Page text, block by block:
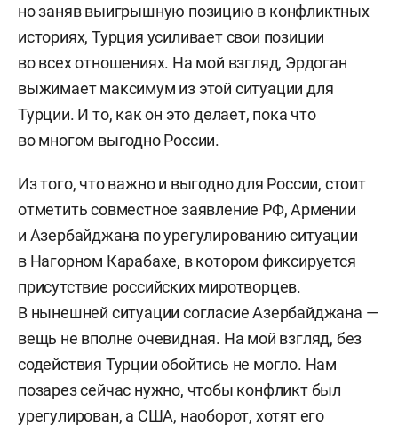
но заняв выигрышную позицию в конфликтных
историях, Турция усиливает свои позиции
во всех отношениях. На мой взгляд, Эрдоган
выжимает максимум из этой ситуации для
Турции. И то, как он это делает, пока что
во многом выгодно России.
Из того, что важно и выгодно для России, стоит
отметить совместное заявление РФ, Армении
и Азербайджана по урегулированию ситуации
в Нагорном Карабахе, в котором фиксируется
присутствие российских миротворцев.
В нынешней ситуации согласие Азербайджана —
вещь не вполне очевидная. На мой взгляд, без
содействия Турции обойтись не могло. Нам
позарез сейчас нужно, чтобы конфликт был
урегулирован, а США, наоборот, хотят его